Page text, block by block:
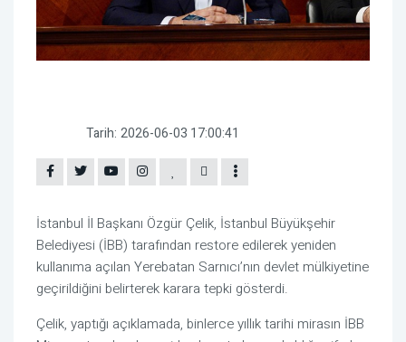
Tarih: 2026-06-03 17:00:41
İstanbul İl Başkanı Özgür Çelik, İstanbul Büyükşehir
Belediyesi (İBB) tarafından restore edilerek yeniden
kullanıma açılan Yerebatan Sarnıcı’nın devlet mülkiyetine
geçirildiğini belirterek karara tepki gösterdi.
Çelik, yaptığı açıklamada, binlerce yıllık tarihi mirasın İBB